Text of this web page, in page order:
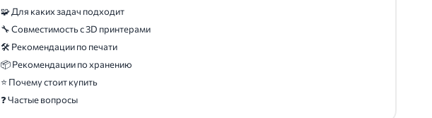
🧩 Для каких задач подходит
🔧 Совместимость с 3D принтерами
🛠️ Рекомендации по печати
📦 Рекомендации по хранению
⭐ Почему стоит купить
❓ Частые вопросы